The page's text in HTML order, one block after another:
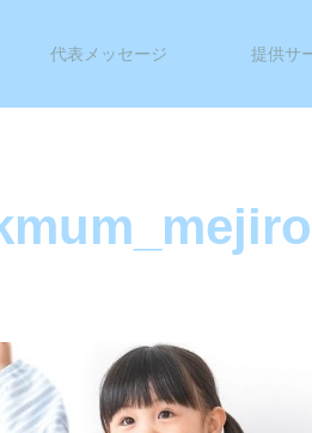
代表メッセージ 提供サ